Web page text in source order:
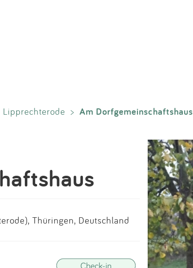
App
Blog
Partner
Kontakt
Impressum
Anmelden
Lipprechterode > Am Dorfgemeinschaftshaus
Thüringen, Deutschland